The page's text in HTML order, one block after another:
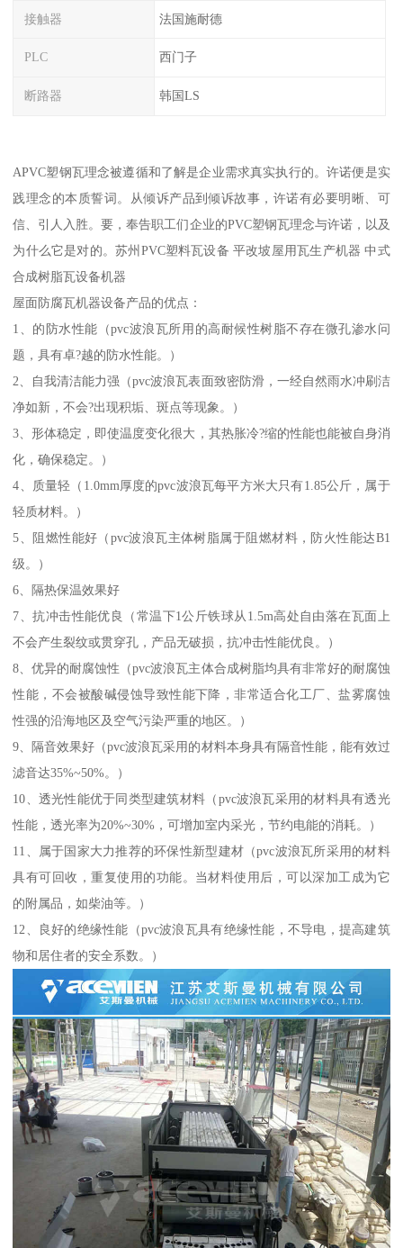
接触器 法国施耐德
PLC 西门子
断路器 韩国LS
APVC塑钢瓦理念被遵循和了解是企业需求真实执行的。许诺便是实
践理念的本质誓词。从倾诉产品到倾诉故事，许诺有必要明晰、可
信、引人入胜。要，奉告职工们企业的PVC塑钢瓦理念与许诺，以及
为什么它是对的。苏州PVC塑料瓦设备 平改坡屋用瓦生产机器 中式
合成树脂瓦设备机器
屋面防腐瓦机器设备产品的优点：
1、的防水性能（pvc波浪瓦所用的高耐候性树脂不存在微孔渗水问
题，具有卓?越的防水性能。）
2、自我清洁能力强（pvc波浪瓦表面致密防滑，一经自然雨水冲刷洁
净如新，不会?出现积垢、斑点等现象。）
3、形体稳定，即使温度变化很大，其热胀冷?缩的性能也能被自身消
化，确保稳定。）
4、质量轻（1.0mm厚度的pvc波浪瓦每平方米大只有1.85公斤，属于
轻质材料。）
5、阻燃性能好（pvc波浪瓦主体树脂属于阻燃材料，防火性能达B1
级。）
6、隔热保温效果好
7、抗冲击性能优良（常温下1公斤铁球从1.5m高处自由落在瓦面上
不会产生裂纹或贯穿孔，产品无破损，抗冲击性能优良。）
8、优异的耐腐蚀性（pvc波浪瓦主体合成树脂均具有非常好的耐腐蚀
性能，不会被酸碱侵蚀导致性能下降，非常适合化工厂、盐雾腐蚀
性强的沿海地区及空气污染严重的地区。）
9、隔音效果好（pvc波浪瓦采用的材料本身具有隔音性能，能有效过
滤音达35%~50%。）
10、透光性能优于同类型建筑材料（pvc波浪瓦采用的材料具有透光
性能，透光率为20%~30%，可增加室内采光，节约电能的消耗。）
11、属于国家大力推荐的环保性新型建材（pvc波浪瓦所采用的材料
具有可回收，重复使用的功能。当材料使用后，可以深加工成为它
的附属品，如柴油等。）
12、良好的绝缘性能（pvc波浪瓦具有绝缘性能，不导电，提高建筑
物和居住者的安全系数。）